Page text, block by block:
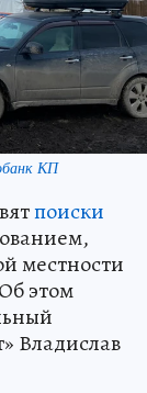
КП
поиски
местности
этом
Владислав